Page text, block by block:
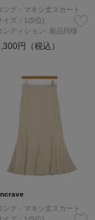
ング・マキシ丈スカート
イズ：1(S位)
ンディション: 新品同様
円（税込）
ング・マキシ丈スカート